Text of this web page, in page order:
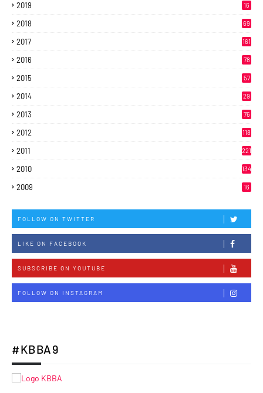
2019 16
2018 69
2017 161
2016 78
2015 57
2014 29
2013 76
2012 118
2011 221
2010 134
2009 16
FOLLOW ON TWITTER
LIKE ON FACEBOOK
SUBSCRIBE ON YOUTUBE
FOLLOW ON INSTAGRAM
#KBBA9